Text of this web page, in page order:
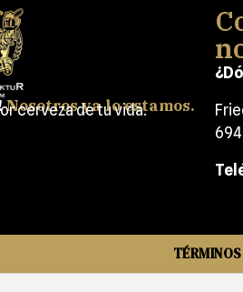
Nosotros ya lo estamos.
cerveza de tu vida.